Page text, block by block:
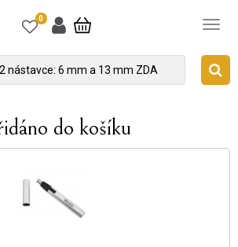
0
do košíku